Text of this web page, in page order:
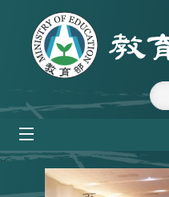
跳到主要內容區塊
:::